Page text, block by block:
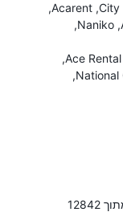
City
Acarent
Naniko
Ace
National